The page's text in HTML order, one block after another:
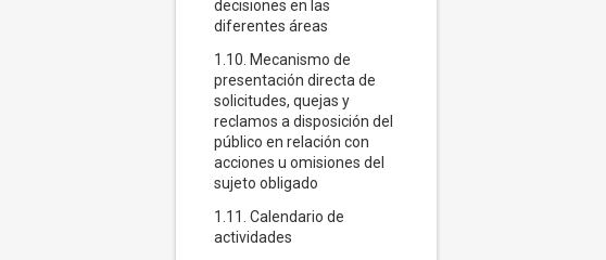
decisiones en las
diferentes áreas
1.10. Mecanismo de
presentación directa de
solicitudes, quejas y
reclamos a disposición del
público en relación con
acciones u omisiones del
sujeto obligado
1.11. Calendario de
actividades